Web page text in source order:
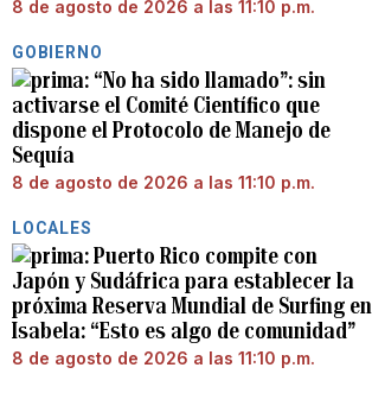
8 de agosto de 2026 a las 11:10 p.m.
GOBIERNO
“No ha sido llamado”: sin
activarse el Comité Científico que
dispone el Protocolo de Manejo de
Sequía
8 de agosto de 2026 a las 11:10 p.m.
LOCALES
Puerto Rico compite con
Japón y Sudáfrica para establecer la
próxima Reserva Mundial de Surfing en
Isabela: “Esto es algo de comunidad”
8 de agosto de 2026 a las 11:10 p.m.